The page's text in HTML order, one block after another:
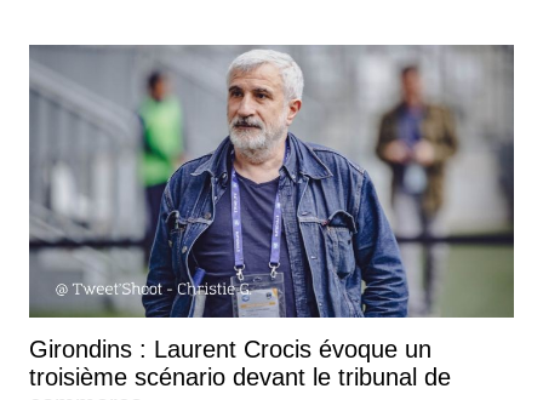
Girondins : Laurent Crocis évoque un
troisième scénario devant le tribunal de